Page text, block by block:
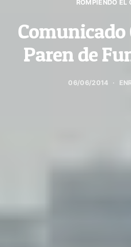
ROMPIENDO EL
Comunicado
Paren de
06/06/2014